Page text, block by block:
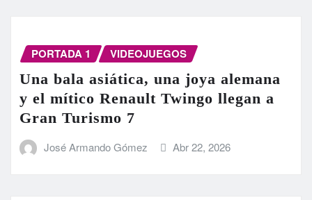
PORTADA 1 VIDEOJUEGOS
Una bala asiática, una joya alemana
y el mítico Renault Twingo llegan a
Gran Turismo 7
José Armando Gómez Abr 22, 2026